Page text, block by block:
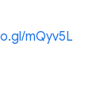
mQyv5L